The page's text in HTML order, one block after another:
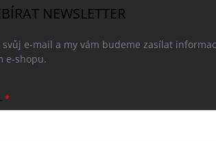
NEWSLETTER
svůj e-mail a my vám budeme zasílat
e-shopu.